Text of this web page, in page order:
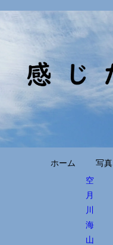
ホーム
写真
空
月
川
海
山